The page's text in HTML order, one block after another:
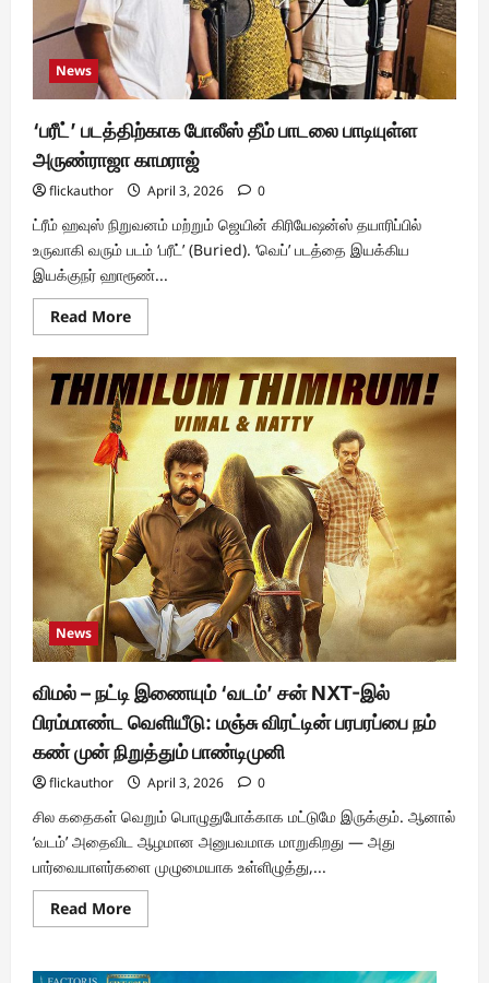
News
‘பரீட்’ படத்திற்காக போலீஸ் தீம் பாடலை பாடியுள்ள
அருண்ராஜா காமராஜ்
flickauthor April 3, 2026 0
ட்ரீம் ஹவுஸ் நிறுவனம் மற்றும் ஜெயின் கிரியேஷன்ஸ் தயாரிப்பில்
உருவாகி வரும் படம் ‘பரீட்’ (Buried). ‘வெப்’ படத்தை இயக்கிய
இயக்குநர் ஹாரூண்...
Read MoreRead
more
‘பரீட்’
படத்திற்காக
போலீஸ்
தீம்
பாடலை
பாடியுள்ள
அருண்ராஜா
காமராஜ்
News
விமல் – நட்டி இணையும் ‘வடம்’ சன் NXT-இல்
பிரம்மாண்ட வெளியீடு: மஞ்சு விரட்டின் பரபரப்பை நம்
கண் முன் நிறுத்தும் பாண்டிமுனி
flickauthor April 3, 2026 0
சில கதைகள் வெறும் பொழுதுபோக்காக மட்டுமே இருக்கும். ஆனால்
‘வடம்’ அதைவிட ஆழமான அனுபவமாக மாறுகிறது — அது
பார்வையாளர்களை முழுமையாக உள்ளிழுத்து,...
Read MoreRead
more
–